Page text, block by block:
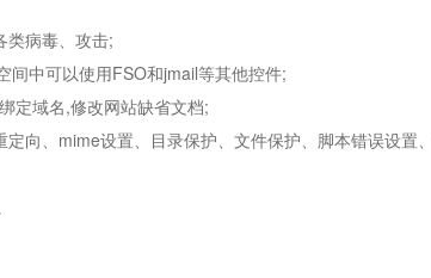
类病毒、攻击;
间中可以使用FSO和jmail等其他控件;
定域名,修改网站缺省文档;
向、mime设置、目录保护、文件保护、脚本错误设置